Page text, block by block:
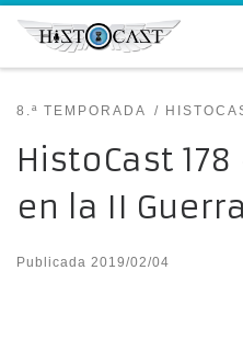
Saltar al contenido
8.ª TEMPORADA
HistoCast
en la II
Publicada 2019/02/04